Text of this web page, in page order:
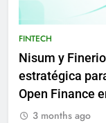
FINTECH
Nisum y
estratégica
Open Finance
3 months ago